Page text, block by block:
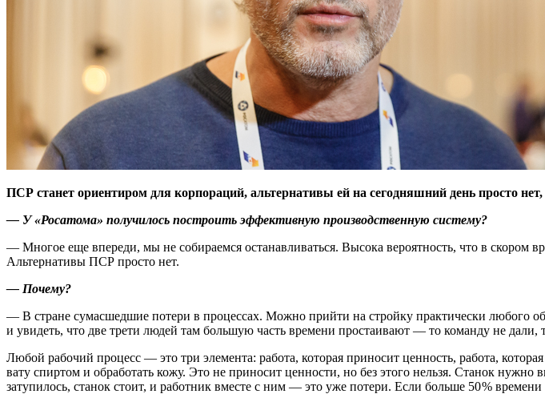
ПСР станет ориентиром для корпораций, альтернативы ей на сегодняшний день просто
— У «Росатома» получилось построить эффективную производственную систему?
— Многое еще впереди, мы не собираемся останавливаться. Высока вероятность, что в скором
Альтернативы ПСР просто нет.
— Почему?
— В стране сумасшедшие потери в процессах. Можно прийти на стройку практически любого
и увидеть, что две трети людей там большую часть времени простаивают — ​то команду не дали,
Любой рабочий процесс — ​это три элемента: работа, которая приносит ценность, работа,
вату спиртом и обработать кожу. Это не приносит ценности, но без этого нельзя. Станок
затупилось, станок стоит, и работник вместе с ним — ​это уже потери. Если больше 50 %